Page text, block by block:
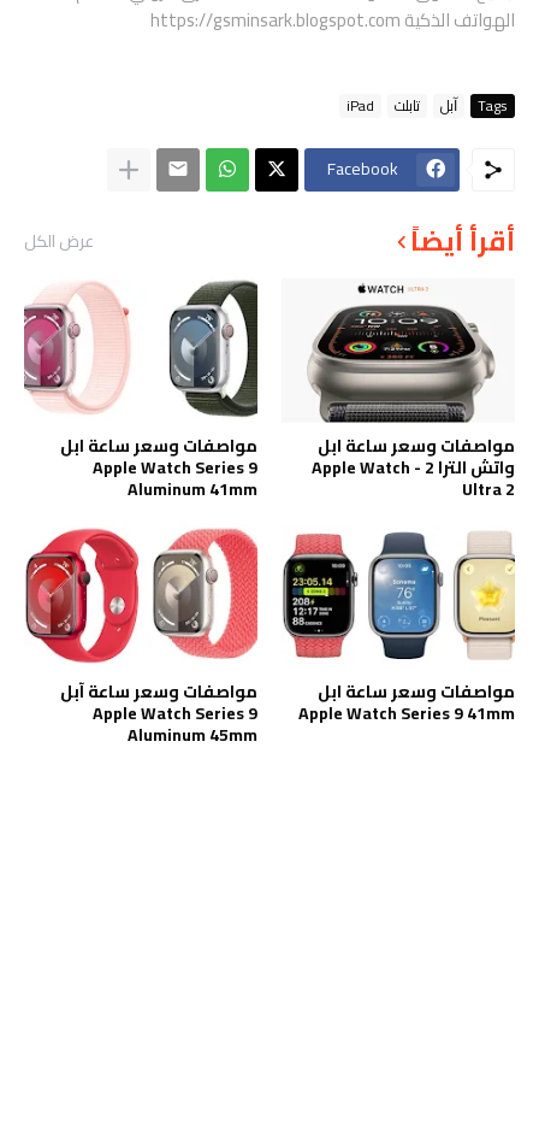
الهواتف الذكيةhttps://gsminsark.blogspot.com
Tags ﺁﺑﻞ تابلت iPad
Facebook
أقرأ أيضاً عرض الكل
مواصفات وسعر ساعة ابل
واتش الترا 2 - Apple Watch
Ultra 2
مواصفات وسعر ساعة ابل
Apple Watch Series 9
Aluminum 41mm
مواصفات وسعر ساعة ابل
Apple Watch Series 9 41mm
مواصفات وسعر ساعة آبل
Apple Watch Series 9
Aluminum 45mm